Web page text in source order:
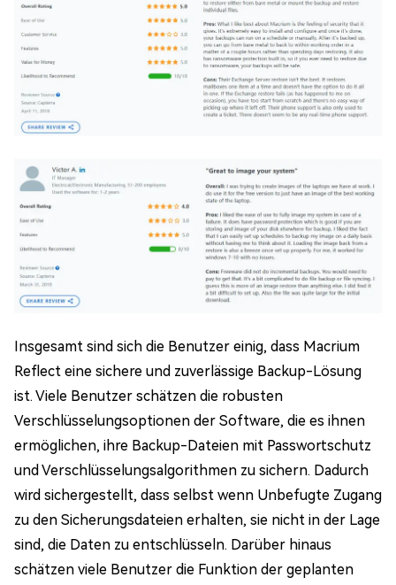
Insgesamt sind sich die Benutzer einig, dass Macrium
Reflect eine sichere und zuverlässige Backup-Lösung
ist. Viele Benutzer schätzen die robusten
Verschlüsselungsoptionen der Software, die es ihnen
ermöglichen, ihre Backup-Dateien mit Passwortschutz
und Verschlüsselungsalgorithmen zu sichern. Dadurch
wird sichergestellt, dass selbst wenn Unbefugte Zugang
zu den Sicherungsdateien erhalten, sie nicht in der Lage
sind, die Daten zu entschlüsseln. Darüber hinaus
schätzen viele Benutzer die Funktion der geplanten